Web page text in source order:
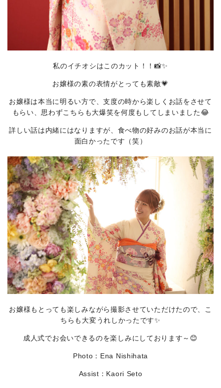
私のイチオシはこのカット！！📸✨
お嬢様の素の表情がとっても素敵💗
お嬢様は本当に明るい方で、支度の時から楽しくお話をさせて
もらい、思わずこちらも大爆笑を何度もしてしまいました😂
詳しい話は内緒にはなりますが、食べ物の好みのお話が本当に
面白かったです（笑）
お嬢様もとっても楽しみながら撮影させていただけたので、こ
ちらも大変うれしかったです✨
成人式でお会いできるのを楽しみにしております～😊
Photo：Ena Nishihata
Assist：Kaori Seto